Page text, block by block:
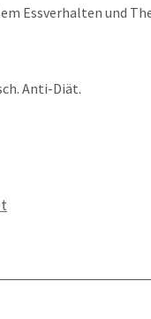
Essverhalten und
Anti-Diät.